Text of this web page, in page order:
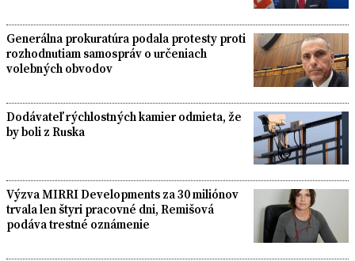
Generálna prokuratúra podala protesty proti
rozhodnutiam samospráv o určeniach
volebných obvodov
Dodávateľ rýchlostných kamier odmieta, že
by boli z Ruska
Výzva MIRRI Developments za 30 miliónov
trvala len štyri pracovné dni, Remišová
podáva trestné oznámenie